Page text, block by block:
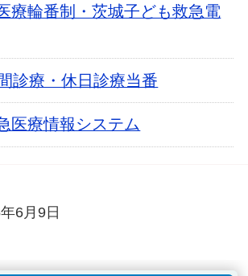
療輪番制・茨城子ども救急電
診療・休日診療当番
医療情報システム
6月9日